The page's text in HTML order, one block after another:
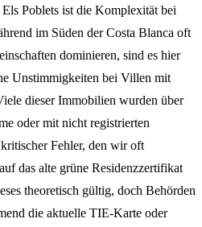
Poblets ist die Komplexität bei
im Süden der Costa Blanca oft
dominieren, sind es hier
Unstimmigkeiten bei Villen mit
dieser Immobilien wurden über
oder mit nicht registrierten
Fehler, den wir oft
das alte grüne Residenzzertifikat
theoretisch gültig, doch Behörden
die aktuelle TIE-Karte oder